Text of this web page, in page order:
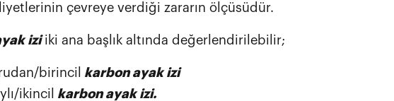
çevreye verdiği zararın ölçüsüdür.
iziiki ana başlık altında değerlendirilebilir;
birincil
karbon ayak izi
ikincil
karbon ayak izi.